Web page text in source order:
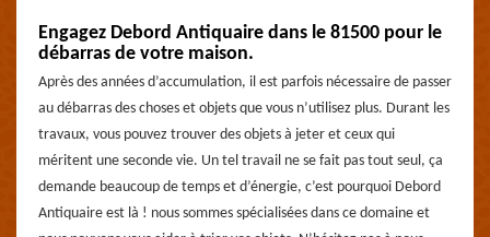
Engagez Debord Antiquaire dans le 81500 pour le
débarras de votre maison.
Après des années d’accumulation, il est parfois nécessaire de passer
au débarras des choses et objets que vous n’utilisez plus. Durant les
travaux, vous pouvez trouver des objets à jeter et ceux qui
méritent une seconde vie. Un tel travail ne se fait pas tout seul, ça
demande beaucoup de temps et d’énergie, c’est pourquoi Debord
Antiquaire est là ! nous sommes spécialisées dans ce domaine et